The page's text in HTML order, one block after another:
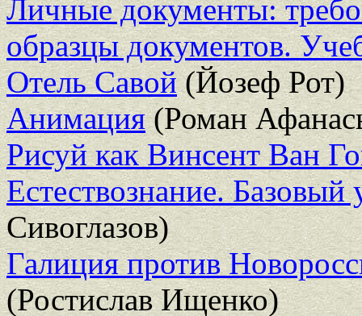
Личные документы:
образцы документов.
Отель Савой(Йозеф Рот)
Анимация(Роман
Рисуй как Винсент Ван
Естествознание. Базовый
Сивоглазов)
Галиция против
(Ростислав Ищенко)